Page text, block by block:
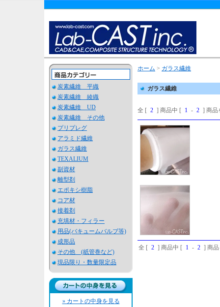
炭素繊維 平織
炭素繊維 綾織
炭素繊維 UD
炭素繊維 その他
プリプレグ
アラミド繊維
ガラス繊維
TEXALIUM
副資材
離型剤
エポキシ樹脂
コア材
接着剤
充填材・フィラー
用品(バキュームバルブ等)
成形品
その他 (紙管巻など)
現品限り・数量限定品
» カートの中身を見る
ホーム > ガラス繊維
ガラス繊維
全 [ 2 ] 商品中 [ 1 - 2 ] 商品
全 [ 2 ] 商品中 [ 1 - 2 ] 商